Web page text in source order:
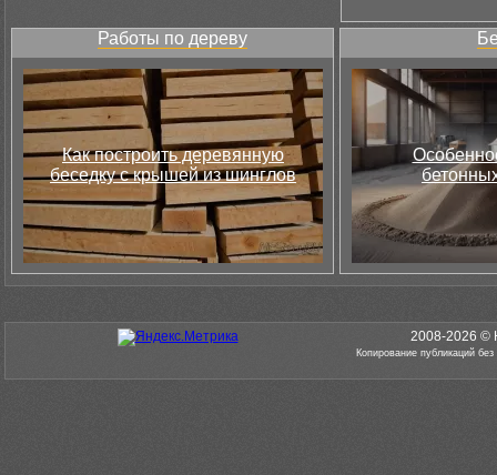
Работы по дереву
Как построить деревянную
беседку с крышей из шинглов
2008-2026 ©
Копирование публикаций